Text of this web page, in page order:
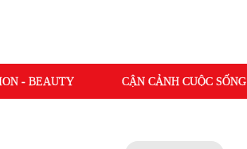
- BEAUTY CẬN CẢNH CUỘC SỐNG